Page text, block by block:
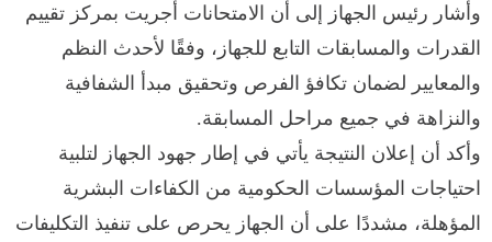
وأشار رئيس الجهاز إلى أن الامتحانات أُجريت بمركز تقييم
القدرات والمسابقات التابع للجهاز، وفقًا لأحدث النظم
والمعايير لضمان تكافؤ الفرص وتحقيق مبدأ الشفافية
والنزاهة في جميع مراحل المسابقة.
وأكد أن إعلان النتيجة يأتي في إطار جهود الجهاز لتلبية
احتياجات المؤسسات الحكومية من الكفاءات البشرية
المؤهلة، مشددًا على أن الجهاز يحرص على تنفيذ التكليفات